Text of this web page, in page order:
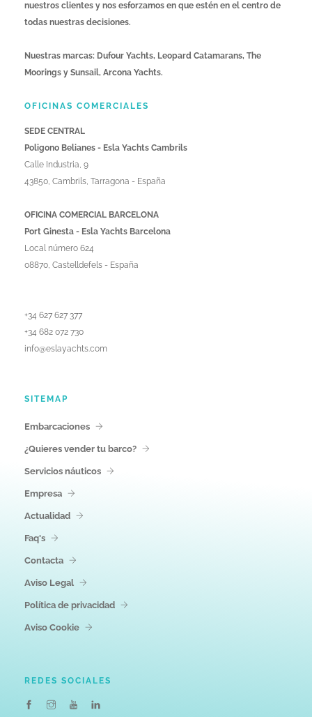
nuestros clientes y nos esforzamos en que estén en el centro de
todas nuestras decisiones.
Nuestras marcas: Dufour Yachts, Leopard Catamarans, The
Moorings y Sunsail, Arcona Yachts.
OFICINAS COMERCIALES
SEDE CENTRAL
Poligono Belianes - Esla Yachts Cambrils
Calle Industria, 9
43850, Cambrils, Tarragona - España
OFICINA COMERCIAL BARCELONA
Port Ginesta - Esla Yachts Barcelona
Local número 624
08870, Castelldefels - España
+34 627 627 377
+34 682 072 730
info@eslayachts.com
SITEMAP
Embarcaciones
¿Quieres vender tu barco?
Servicios náuticos
Empresa
Actualidad
Faq's
Contacta
Aviso Legal
Política de privacidad
Aviso Cookie
REDES SOCIALES